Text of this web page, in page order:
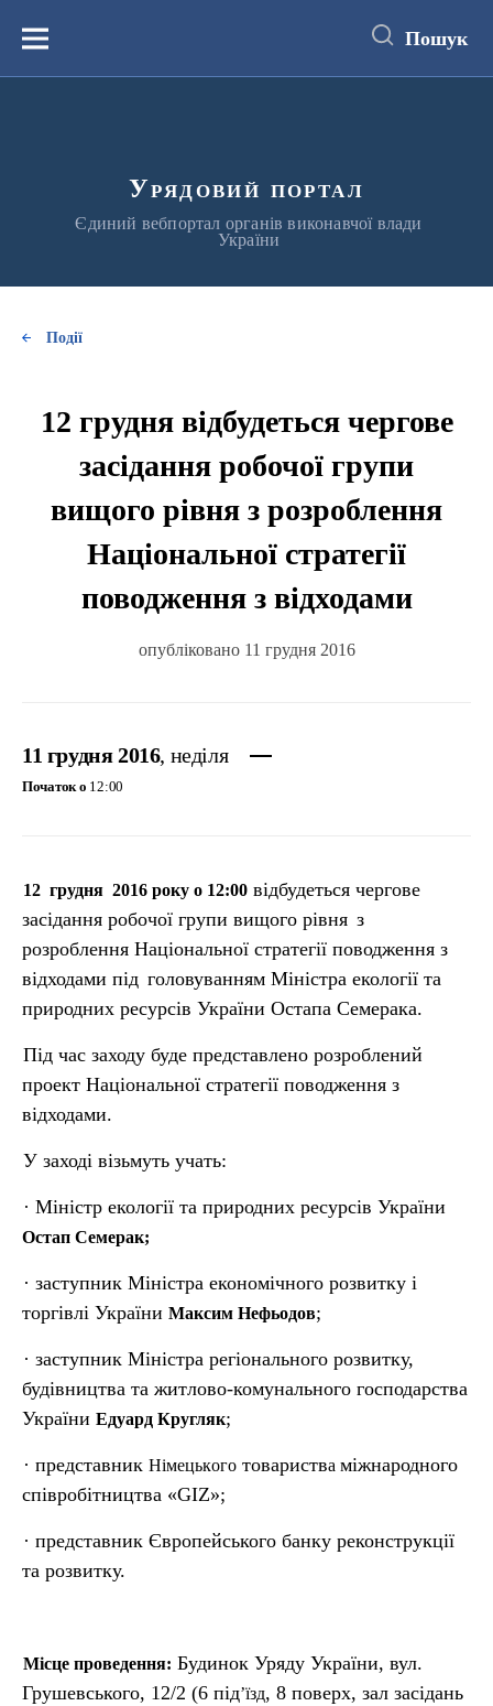
вмістуМеню Пошук
Урядовий портал
Єдиний вебпортал органів виконавчої влади
України
Події
12 грудня відбудеться чергове
засідання робочої групи
вищого рівня з розроблення
Національної стратегії
поводження з відходами
опубліковано 11 грудня 2016
11 грудня 2016, неділя
Початок о 12:00
12 грудня 2016 року о 12:00 відбудеться чергове
засідання робочої групи вищого рівня з
розроблення Національної стратегії поводження з
відходами під головуванням Міністра екології та
природних ресурсів України Остапа Семерака.
Під час заходу буде представлено розроблений
проект Національної стратегії поводження з
відходами.
У заході візьмуть учать:
· Міністр екології та природних ресурсів України
Остап Семерак;
· заступник Міністра економічного розвитку і
торгівлі України Максим Нефьодов;
· заступник Міністра регіонального розвитку,
будівництва та житлово-комунального господарства
України Едуард Кругляк;
· представник Німецького товариства міжнародного
співробітництва «GIZ»;
· представник Європейського банку реконструкції
та розвитку.
Місце проведення: Будинок Уряду України, вул.
Грушевського, 12/2 (6 під’їзд, 8 поверх, зал засідань